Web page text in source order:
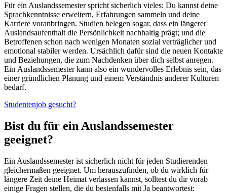
Für ein Auslandssemester spricht sicherlich vieles: Du kannst deine
Sprachkenntnisse erweitern, Erfahrungen sammeln und deine
Karriere voranbringen. Studien belegen sogar, dass ein längerer
Auslandsaufenthalt die Persönlichkeit nachhaltig prägt; und die
Betroffenen schon nach wenigen Monaten sozial verträglicher und
emotional stabiler werden. Ursächlich dafür sind die neuen Kontakte
und Beziehungen, die zum Nachdenken über dich selbst anregen.
Ein Auslandssemester kann also ein wundervolles Erlebnis sein, das
einer gründlichen Planung und einem Verständnis anderer Kulturen
bedarf.
Studentenjob gesucht?
Bist du für ein Auslandssemester
geeignet?
Ein Auslandssemester ist sicherlich nicht für jeden Studierenden
gleichermaßen geeignet. Um herauszufinden, ob du wirklich für
längere Zeit deine Heimat verlassen kannst, solltest du dir vorab
einige Fragen stellen, die du bestenfalls mit Ja beantwortest: